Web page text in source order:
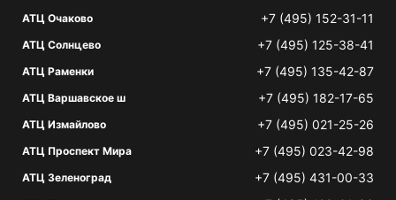
АТЦ Очаково +7 (495) 152-31-11
АТЦ Солнцево +7 (495) 125-38-41
АТЦ Раменки +7 (495) 135-42-87
АТЦ Варшавское ш +7 (495) 182-17-65
АТЦ Измайлово +7 (495) 021-25-26
АТЦ Проспект Мира +7 (495) 023-42-98
АТЦ Зеленоград +7 (495) 431-00-33